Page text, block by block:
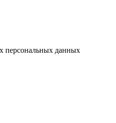
персональных данных